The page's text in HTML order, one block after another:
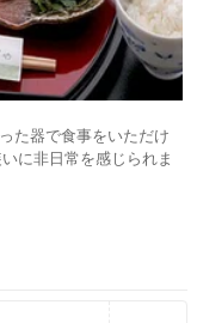
た器で食事をいただけ
に非日常を感じられま